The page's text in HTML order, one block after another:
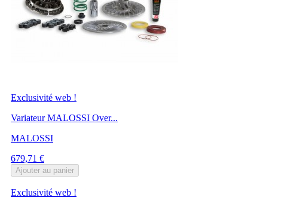
Exclusivité web !
Variateur MALOSSI Over...
MALOSSI
Prix
679,71 €
Ajouter au panier
Exclusivité web !